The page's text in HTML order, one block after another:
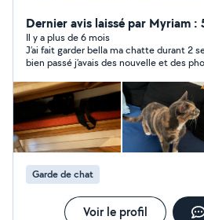
grande expérience avec les
chiens. Mon père et moi pouvons garder vos chats à
mon domicile, ou je pourrai leur
Je vous enverrai de belles photos
disponible dès maintenant !
contacter
Dernier avis laissé par Myriam :
Il y a plus de 6 mois
J’ai fait garder bella ma chatte durant 2
bien passé j’avais des nouvelle et des
Garde de chat
Voir le profil